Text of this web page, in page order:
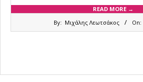
READ MORE →
By: Μιχάλης Λεωτσάκος On: